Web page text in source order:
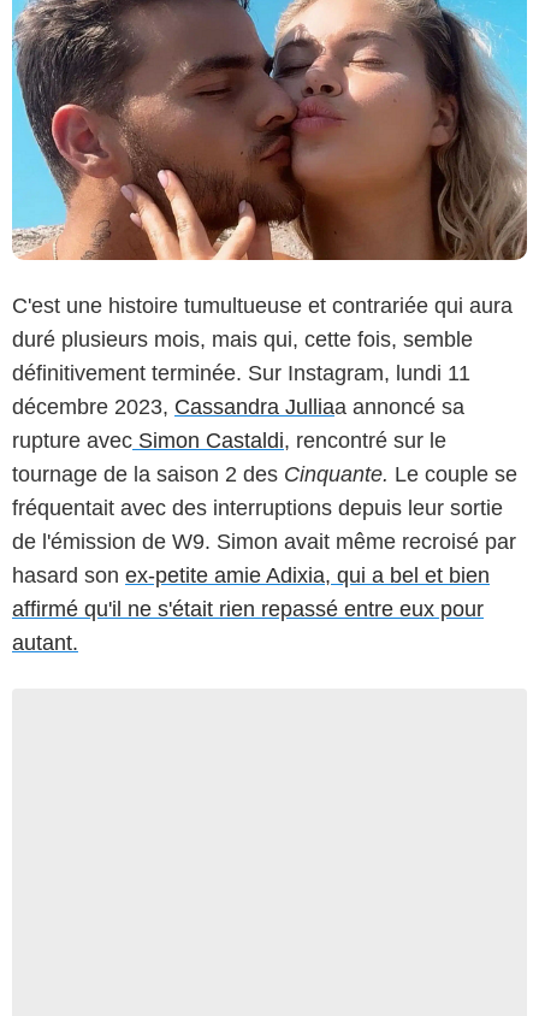
C'est une histoire tumultueuse et contrariée qui aura
duré plusieurs mois, mais qui, cette fois, semble
définitivement terminée. Sur Instagram, lundi 11
décembre 2023, Cassandra Julliaa annoncé sa
rupture avec Simon Castaldi, rencontré sur le
tournage de la saison 2 des Cinquante. Le couple se
fréquentait avec des interruptions depuis leur sortie
de l'émission de W9. Simon avait même recroisé par
hasard son ex-petite amie Adixia, qui a bel et bien
affirmé qu'il ne s'était rien repassé entre eux pour
autant.